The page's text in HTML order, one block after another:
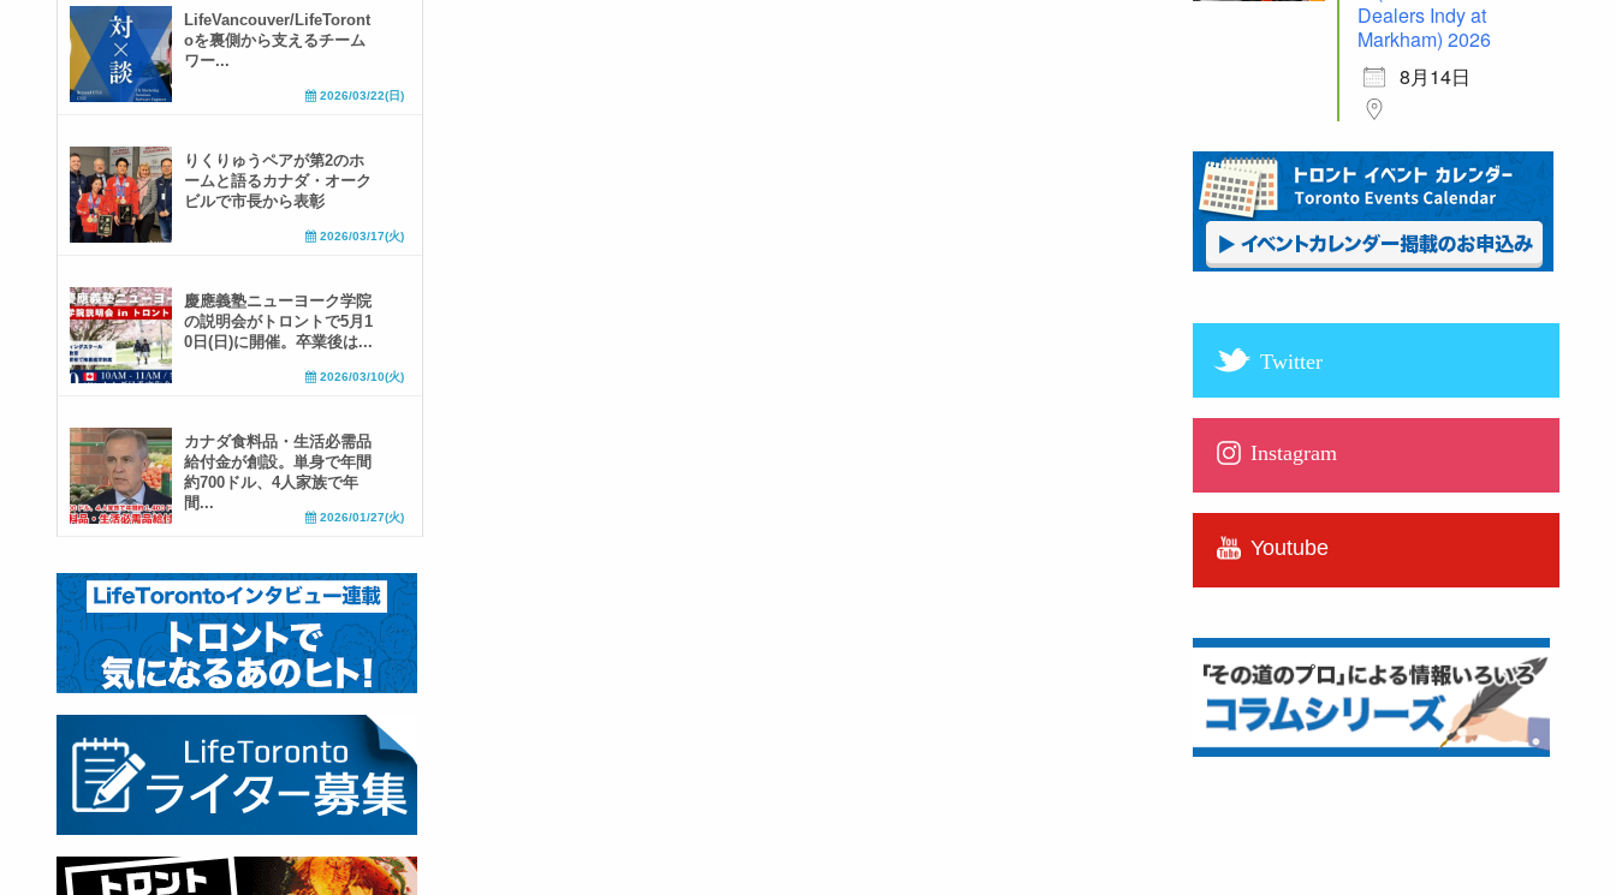
LifeVancouver/LifeToront
oを裏側から支えるチーム
ワー...
2026/03/22(日)
りくりゅうペアが第2のホ
ームと語るカナダ・オーク
ビルで市長から表彰
2026/03/17(火)
慶應義塾ニューヨーク学院
の説明会がトロントで5月1
0日(日)に開催。卒業後は...
2026/03/10(火)
カナダ食料品・生活必需品
給付金が創設。単身で年間
約700ドル、4人家族で年
間...
2026/01/27(火)
Dealers Indy at
Markham) 2026
8月14日
Twitter
Instagram
Youtube